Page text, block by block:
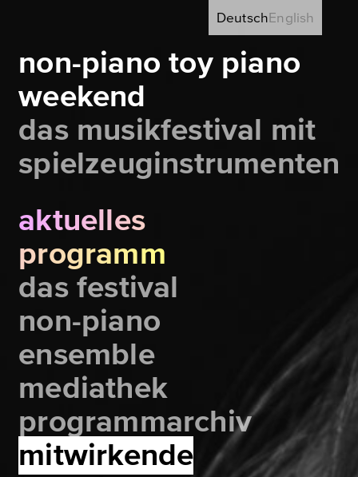
non-piano toy piano
weekend
das musikfestival mit
spielzeuginstrumenten
DeutschEnglish
aktuelles
programm
das festival
non-piano
ensemble
mediathek
programmarchiv
mitwirkende